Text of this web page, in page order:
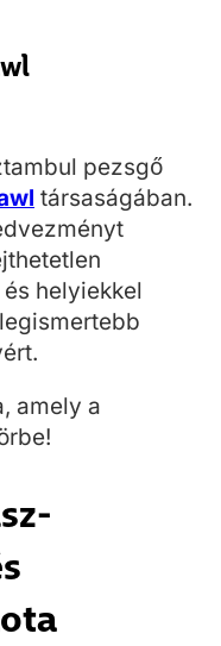
pezsgő
társaságában.
helyiekkel
amely a